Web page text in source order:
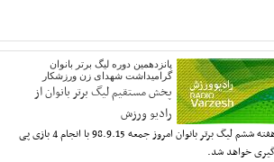
پانزدهمین دوره لیگ برتر بانوان
گرامیداشت شهدای زن ورزشکار
پخش مستقیم لیگ برتر بانوان از
رادیو ورزش
هفته ششم لیگ برتر بانوان امروز جمعه 98.9.15 با انجام 4 بازی پی
خواهد شد.